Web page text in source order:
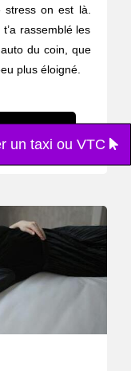
on est là.
rassemblé les
du coin, que
plus éloigné.
un taxi ou VTC